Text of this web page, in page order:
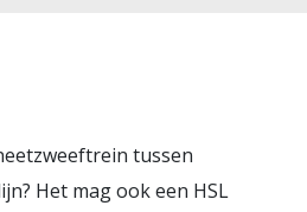
tussen
Het mag ook een HSL